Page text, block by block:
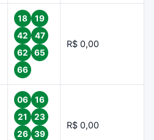
18
19
42
47
62
65
66
R$ 0,00
06
16
21
23
26
39
R$ 0,00